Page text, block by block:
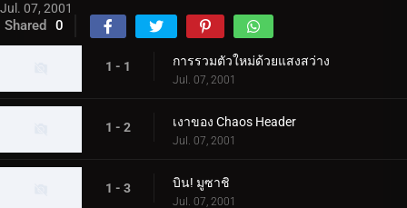
Jul. 07, 2001
Shared 0
1 - 1 การรวมตัวใหม่ด้วยแสงสว่าง
Jul. 07, 2001
1 - 2 เงาของ Chaos Header
Jul. 07, 2001
1 - 3 บิน! มูซาชิ
Jul. 07, 2001